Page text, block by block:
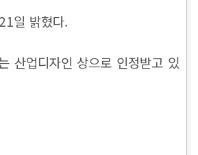
일 밝혔다.
산업디자인 상으로 인정받고 있